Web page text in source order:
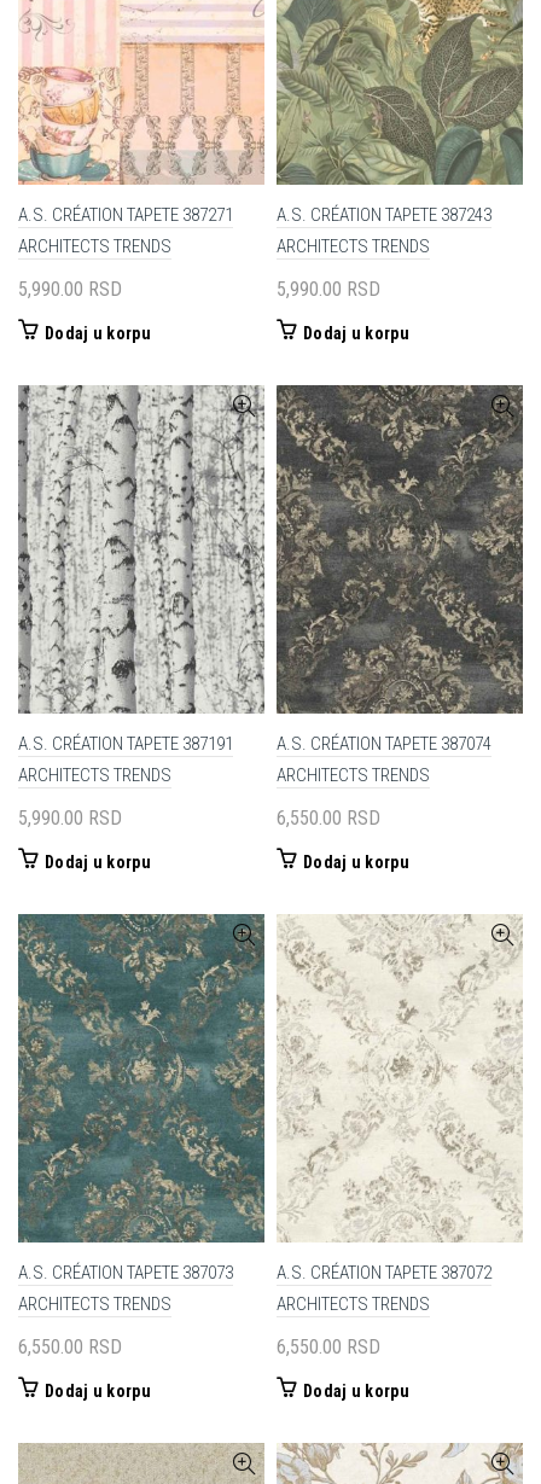
A.S. CRÉATION TAPETE 387271
ARCHITECTS TRENDS
5,990.00 RSD
Dodaj u korpu
A.S. CRÉATION TAPETE 387243
ARCHITECTS TRENDS
5,990.00 RSD
Dodaj u korpu
A.S. CRÉATION TAPETE 387191
ARCHITECTS TRENDS
5,990.00 RSD
Dodaj u korpu
A.S. CRÉATION TAPETE 387074
ARCHITECTS TRENDS
6,550.00 RSD
Dodaj u korpu
A.S. CRÉATION TAPETE 387073
ARCHITECTS TRENDS
6,550.00 RSD
Dodaj u korpu
A.S. CRÉATION TAPETE 387072
ARCHITECTS TRENDS
6,550.00 RSD
Dodaj u korpu